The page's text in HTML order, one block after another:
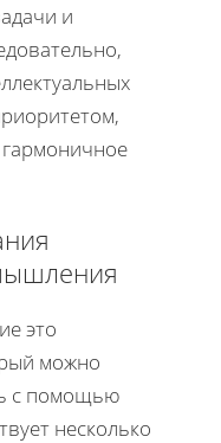
и
это
можно
с помощью
несколько